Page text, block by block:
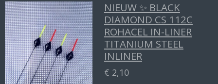
NIEUW ✨ BLACK
DIAMOND CS 112C
ROHACEL IN-LINER
TITANIUM STEEL
INLINER
€ 2,10